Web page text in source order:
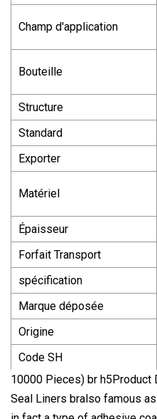
Champ d'application
Bouteille
Structure
Standard
Exporter
Matériel
Épaisseur
Forfait Transport
spécification
Marque déposée
Origine
Code SH
10000 Pieces) br
Seal Liners bralso famous